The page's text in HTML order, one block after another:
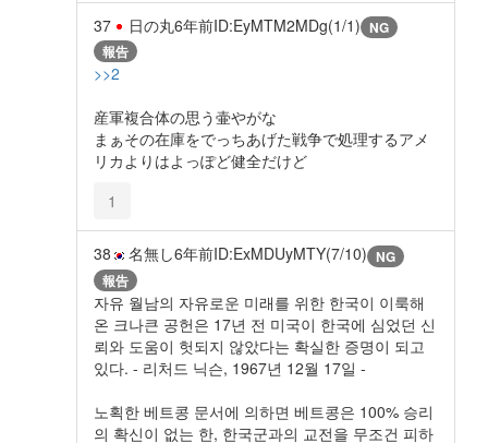
37 日の丸6年前ID:EyMTM2MDg(1/1) NG
報告
>>2
産軍複合体の思う壷やがな
まぁその在庫をでっちあげた戦争で処理するアメ
リカよりはよっぽど健全だけど
1
38 名無し6年前ID:ExMDUyMTY(7/10) NG
報告
자유 월남의 자유로운 미래를 위한 한국이 이룩해
온 크나큰 공헌은 17년 전 미국이 한국에 심었던 신
뢰와 도움이 헛되지 않았다는 확실한 증명이 되고
있다. - 리처드 닉슨, 1967년 12월 17일 -
노획한 베트콩 문서에 의하면 베트콩은 100% 승리
의 확신이 없는 한, 한국군과의 교전을 무조건 피하